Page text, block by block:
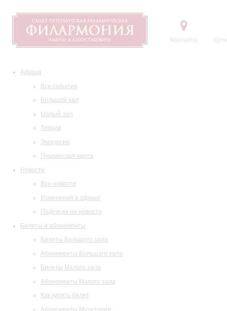
Контакты
Афиша
Все события
Большой зал
Малый зал
Лекции
Экскурсии
Пушкинская карта
Новости
Все новости
Изменения в афише
Подписка на новости
Билеты и абонементы
Билеты Большого зала
Абонементы Большого зала
Билеты Малого зала
Абонементы Малого зала
Как купить билет
Абонементы Музитория